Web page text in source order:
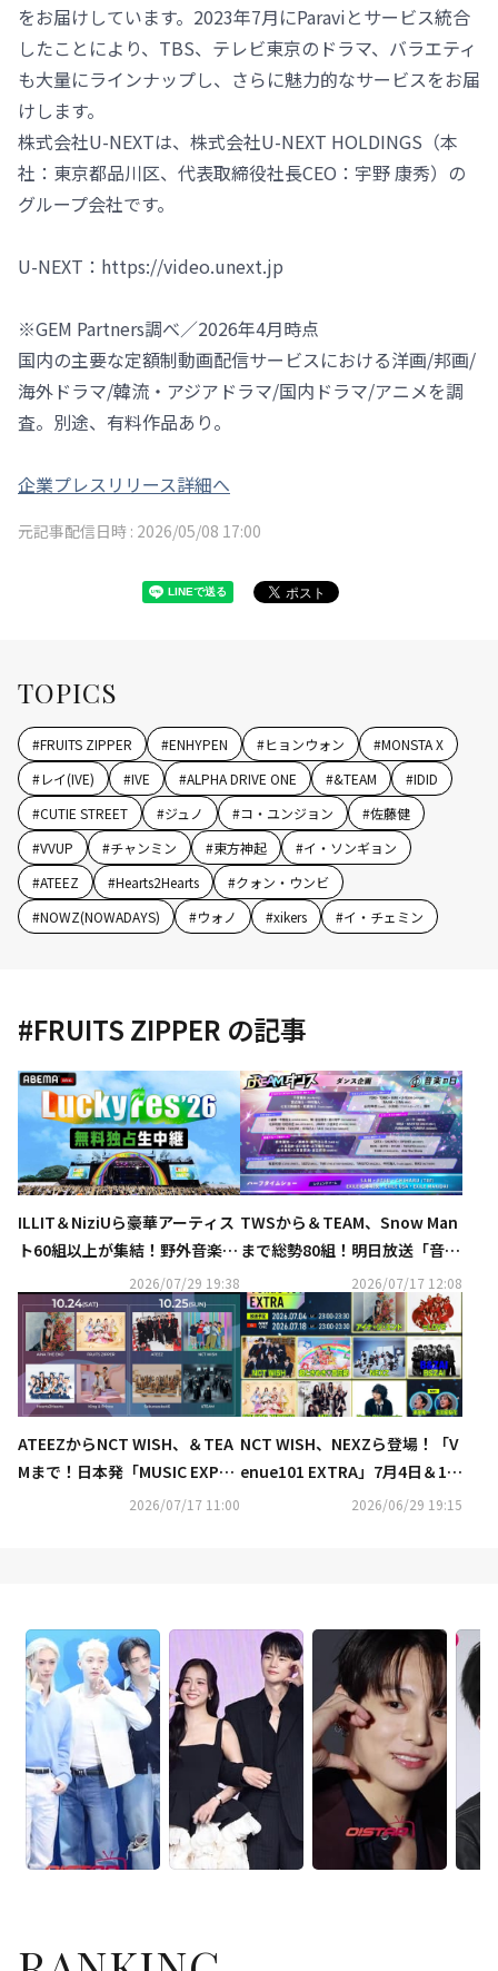
をお届けしています。2023年7月にParaviとサービス統合
したことにより、TBS、テレビ東京のドラマ、バラエティ
も大量にラインナップし、さらに魅力的なサービスをお届
けします。
株式会社U-NEXTは、株式会社U-NEXT HOLDINGS（本
社：東京都品川区、代表取締役社長CEO：宇野 康秀）の
グループ会社です。
U-NEXT：https://video.unext.jp
※GEM Partners調べ／2026年4月時点
国内の主要な定額制動画配信サービスにおける洋画/邦画/
海外ドラマ/韓流・アジアドラマ/国内ドラマ/アニメを調
査。別途、有料作品あり。
企業プレスリリース詳細へ
元記事配信日時 : 2026/05/08 17:00
TOPICS
#FRUITS ZIPPER #ENHYPEN #ヒョンウォン #MONSTA X
#レイ(IVE) #IVE #ALPHA DRIVE ONE #&TEAM #IDID
#CUTIE STREET #ジュノ #コ・ユンジョン #佐藤健
#VVUP #チャンミン #東方神起 #イ・ソンギョン
#ATEEZ #Hearts2Hearts #クォン・ウンビ
#NOWZ(NOWADAYS) #ウォノ #xikers #イ・チェミン
#FRUITS ZIPPER の記事
ILLIT＆NiziUら豪華アーティス
ト60組以上が集結！野外音楽フ
ェス「LuckyFes'26」ABEMAに
て無料独占生中継
2026/07/29 19:38
TWSから＆TEAM、Snow Man
まで総勢80組！明日放送「音楽
の日2026」タイムテーブルと歌
唱曲を発表
2026/07/17 12:08
ATEEZからNCT WISH、＆TEA
Mまで！日本発「MUSIC EXPO
LIVE 2026」が10月に台北で海
2026/07/17 11:00
NCT WISH、NEXZら登場！「V
enue101 EXTRA」7月4日＆18
2026/06/29 19:15